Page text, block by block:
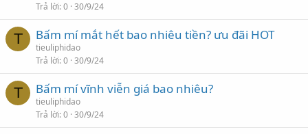
Trả lời 0 30/9/24
T Bấm mí mắt hết bao nhiêu tiền? ưu đãi HOT
tieuliphidao
Trả lời 0 30/9/24
T Bấm mí vĩnh viễn giá bao nhiêu?
tieuliphidao
Trả lời 0 30/9/24